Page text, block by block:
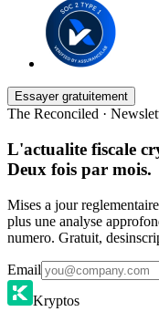
Essayer gratuitement
The Reconciled ·
L'actualite fiscale
Deux fois par mois.
Mises a jour
plus une analyse
numero. Gratuit,
Email
Kryptos